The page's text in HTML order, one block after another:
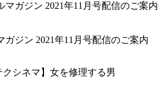
ガジン 2021年11月号配信のご案内